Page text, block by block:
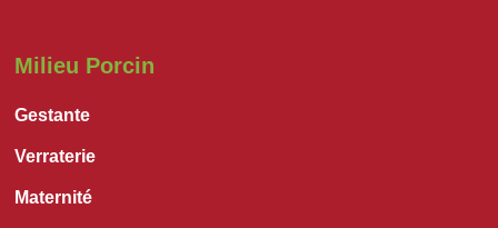
Milieu Porcin
Gestante
Verraterie
Maternité